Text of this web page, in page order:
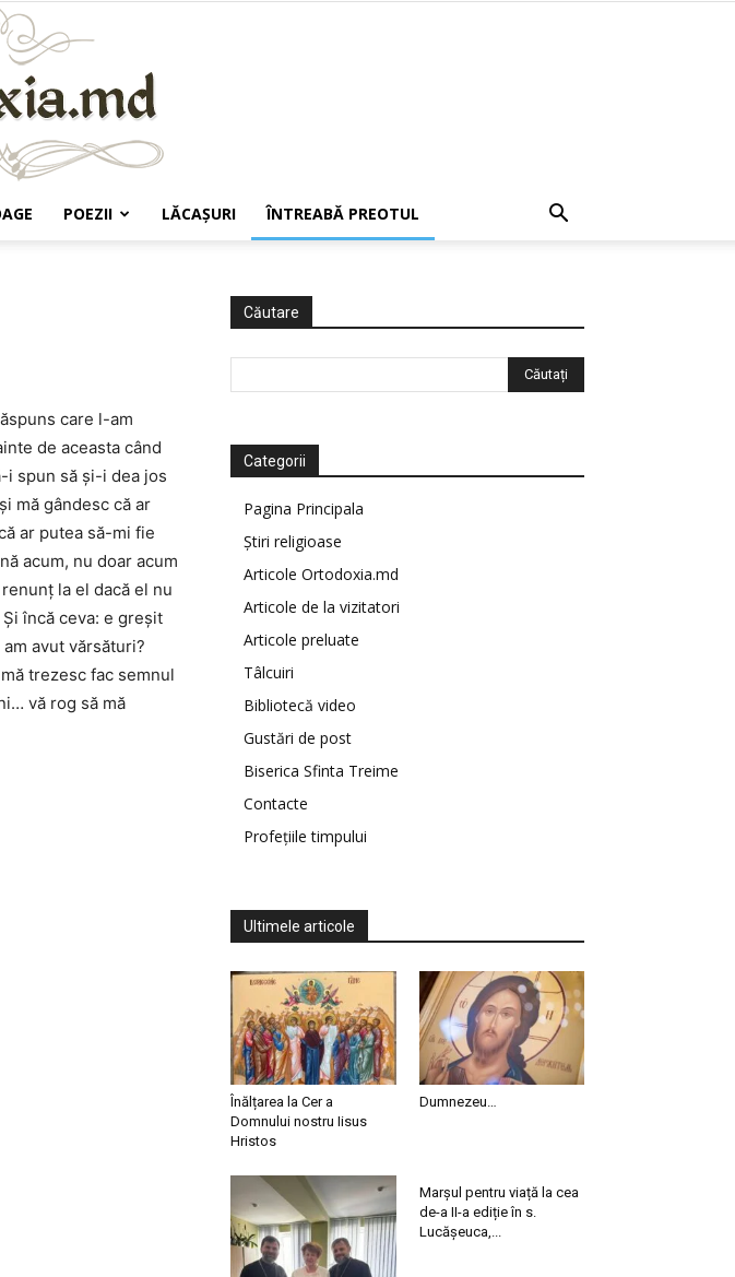
POEZII LĂCAŞURI ÎNTREABĂ PREOTUL
care l-am
de aceasta când
i spun să și-i dea jos
mă gândesc că ar
ar putea să-mi fie
acum, nu doar acum
la el dacă el nu
încă ceva: e greșit
avut vărsături?
trezesc fac semnul
vă rog să mă
Căutare
Categorii
Pagina Principala
Știri religioase
Articole Ortodoxia.md
Articole de la vizitatori
Articole preluate
Tâlcuiri
Bibliotecă video
Gustări de post
Biserica Sfinta Treime
Contacte
Profețiile timpului
Ultimele articole
Înălțarea la Cer a
Domnului nostru Iisus
Hristos
Dumnezeu…
Marșul pentru viață la cea
de-a II-a ediție în s.
Lucășeuca,...